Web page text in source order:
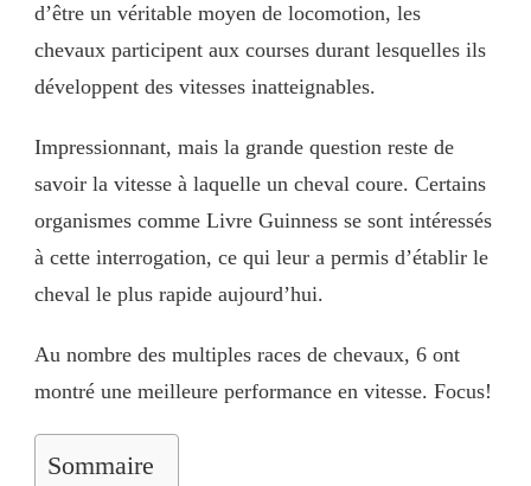
d’être un véritable moyen de locomotion, les
chevaux participent aux courses durant lesquelles ils
développent des vitesses inatteignables.
Impressionnant, mais la grande question reste de
savoir la vitesse à laquelle un cheval coure. Certains
organismes comme Livre Guinness se sont intéressés
à cette interrogation, ce qui leur a permis d’établir le
cheval le plus rapide aujourd’hui.
Au nombre des multiples races de chevaux, 6 ont
montré une meilleure performance en vitesse. Focus!
Sommaire